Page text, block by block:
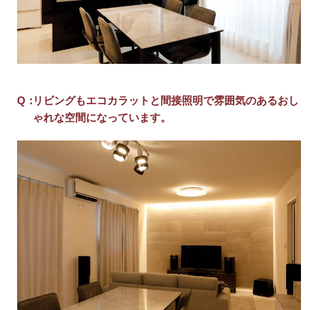
リビングもエコカラットと間接照明で雰囲気のあるおし
ゃれな空間になっています。